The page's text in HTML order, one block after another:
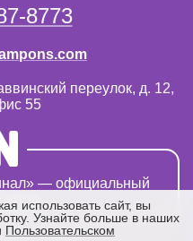
— официальный
8773
переулок, д. 12,
55
использовать сайт, вы
Узнайте больше в наших
Пользовательском